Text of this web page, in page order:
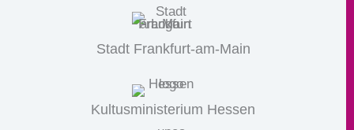
Stadt Frankfurt-am-Main
Kultusministerium Hessen